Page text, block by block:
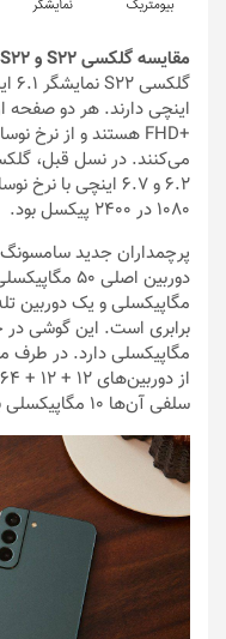
مقایسه گلکسی S22 و S22 پلاس با گلکسی S21 و S21 پلاس
1080 در 2400 پیکسل بود.
پرچمداران جدید
سلفی آن‌ها 10 مگاپیکسلی بود.